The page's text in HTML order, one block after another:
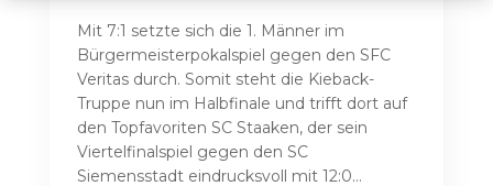
Mit 7:1 setzte sich die 1. Männer im
Bürgermeisterpokalspiel gegen den SFC
Veritas durch. Somit steht die Kieback-
Truppe nun im Halbfinale und trifft dort auf
den Topfavoriten SC Staaken, der sein
Viertelfinalspiel gegen den SC
Siemensstadt eindrucksvoll mit 12:0...